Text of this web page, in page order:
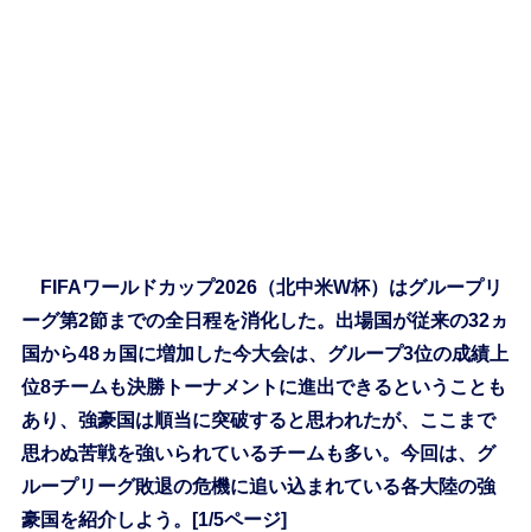
FIFAワールドカップ2026（北中米W杯）はグループリ
ーグ第2節までの全日程を消化した。出場国が従来の32ヵ
国から48ヵ国に増加した今大会は、グループ3位の成績上
位8チームも決勝トーナメントに進出できるということも
あり、強豪国は順当に突破すると思われたが、ここまで
思わぬ苦戦を強いられているチームも多い。今回は、グ
ループリーグ敗退の危機に追い込まれている各大陸の強
豪国を紹介しよう。[1/5ページ]